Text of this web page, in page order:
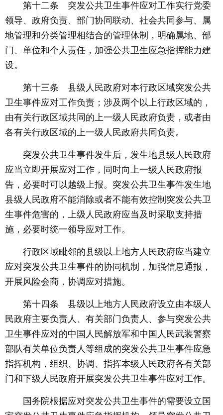
第十二条 突发公共卫生事件应对工作实行党委
领导、政府负责、部门协同联动、社会共同参与、属
地管理和分类管理相结合的管理体制，明确属地、部
门、单位和个人责任，加强公共卫生应急指挥能力建
设。
第十三条 县级人民政府对本行政区域突发公共
卫生事件应对工作负责；涉及两个以上行政区域的，
由有关行政区域共同的上一级人民政府负责，或者由
各有关行政区域的上一级人民政府共同负责。
突发公共卫生事件发生后，发生地县级人民政府
应当立即开展应对工作，同时向上一级人民政府报
告，必要时可以越级上报。突发公共卫生事件发生地
县级人民政府不能消除或者不能有效控制突发公共卫
生事件危害的，上级人民政府应当及时采取支持措
施，必要时统一领导应对工作。
行政区域毗邻的县级以上地方人民政府应当建立
应对突发公共卫生事件的协同机制，加强信息通报，
开展风险会商，协调应对措施。
第十四条 县级以上地方人民政府设立由本级人
民政府主要负责人、有关部门负责人、参与突发公共
卫生事件应对的中国人民解放军和中国人民武装警察
部队有关单位负责人等组成的突发公共卫生事件应急
指挥机构，组织、协调、指挥本级人民政府各有关部
门和下级人民政府开展突发公共卫生事件应对工作。
国务院根据应对突发公共卫生事件的需要设立国